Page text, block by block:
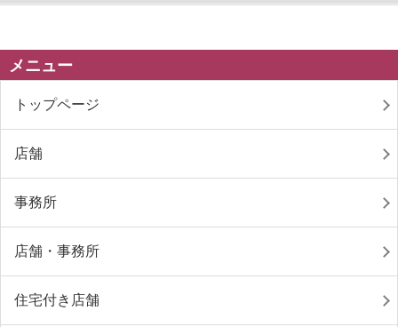
メニュー
トップページ
店舗
事務所
店舗・事務所
住宅付き店舗